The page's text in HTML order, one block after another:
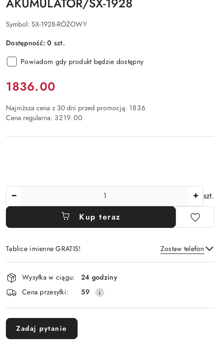
Symbol: SX-1928-RÓŻOWY
Dostępność:0 szt.
Powiadom gdy produkt będzie dostępny
Cena:
1836.00
Najniższa cena z 30 dni przed promocją: 1836
Cena regularna: 3219.00
szt.
Kup teraz
Tablice imienne GRATIS! Zostaw telefon
Wyślij
Dostępność
i
dostawa
Wysyłka w ciągu:
24 godziny
Cena przesyłki:
59
Zadaj pytanie